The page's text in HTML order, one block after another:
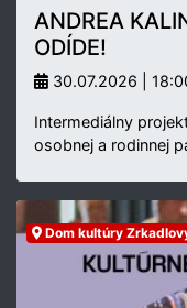
ANDREA
ODÍDE!
30.07.2026 |
Intermediálny
osobnej a rodinnej
Dom kultúry